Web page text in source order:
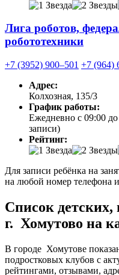
Лига роботов,
робототехники
+7 (3952) 900‒501 +7 (964)
Адрес:
Колхозная, 135/3
График работы:
Ежедневно с 09:00
записи)
Рейтинг:
Для записи ребёнка на
на любой номер телефона
Список детских,
г. Хомутово на
В городе Хомутове
подростковых клубов с
рейтингами, отзывами,